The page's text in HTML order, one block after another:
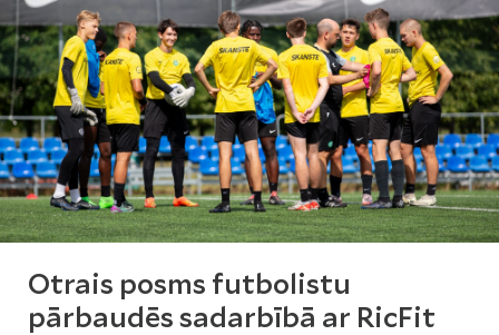
Otrais posms futbolistu
pārbaudēs sadarbībā ar RicFit